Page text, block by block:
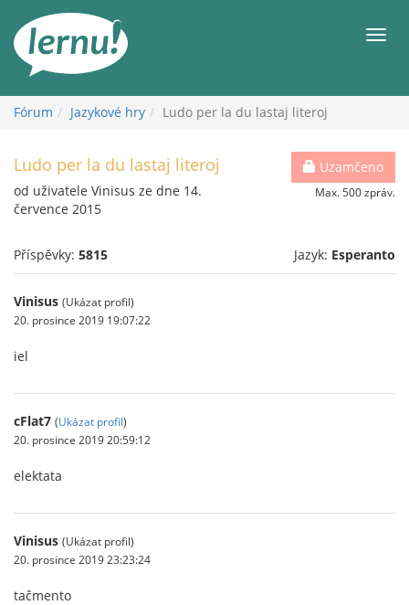
obsahu
Fórum Jazykové hry Ludo per la du lastaj literoj
Uzamčeno
Max. 500 zpráv.
Ludo per la du lastaj literoj
od uživatele Vinisus ze dne 14.
července 2015
Příspěvky: 5815 Jazyk: Esperanto
Vinisus (Ukázat profil)
20. prosince 2019 19:07:22
iel
cFlat7 (Ukázat profil)
20. prosince 2019 20:59:12
elektata
Vinisus (Ukázat profil)
20. prosince 2019 23:23:24
taĉmento